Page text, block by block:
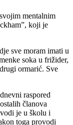
mentalnim
koji je
sve moram imati u
soka u frižider,
ormarić. Sve
raspored
članova
je u školu i
toga provodi